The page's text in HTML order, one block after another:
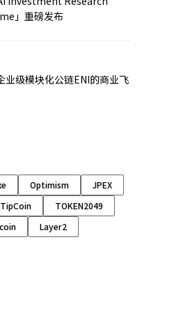
」重磅发布
业级模块化公链ENI的商业飞
Optimism
JPEX
TipCoin
TOKEN2049
Layer2